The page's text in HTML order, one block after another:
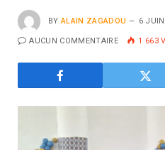
BY ALAIN ZAGADOU 6
AUCUN COMMENTAIRE 1 663